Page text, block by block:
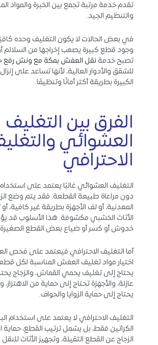
تقدم خدمة مرتبة تجمع بين الخبرة والمواد
والتنظيم الجيد.
في بعض الحالات لا يكون التغليف وحده
وجود قطع كبيرة يصعب إخراجها من السلالم
تصبح خدمة نقل العفش بمكة مع ونش رفع
للشقق والأدوار العالية، لأنها تساعد على
الكبيرة بطريقة أكثر أمانًا وتنظيمًا.
الفرق بين التغليف
العشوائي
الاحترافي
التغليف العشوائي غالبًا يعتمد على
دون مراعاة طبيعة القطعة. فقد يتم وضع
المعدنية، أو لف الأجهزة بطريقة غير كافية،
الأثاث الخشبي مكشوفة. هذا الأسلوب قد
خدوش أو كسر أو ضياع بعض القطع
أما التغليف الاحترافي فيعتمد على فحص
اختيار مواد تغليف العفش المناسبة لكل
يحتاج إلى تغليف يحمي القماش، والزجاج
عازلة، والأجهزة تحتاج إلى حماية من
يحتاج إلى حماية الزوايا والحواف.
التغليف الاحترافي لا يعتمد على استخدام
الكراتين فقط، بل يشمل ترتيب القطع، حماية
الزجاج عن القطع الثقيلة، وتجهيز الأثاث